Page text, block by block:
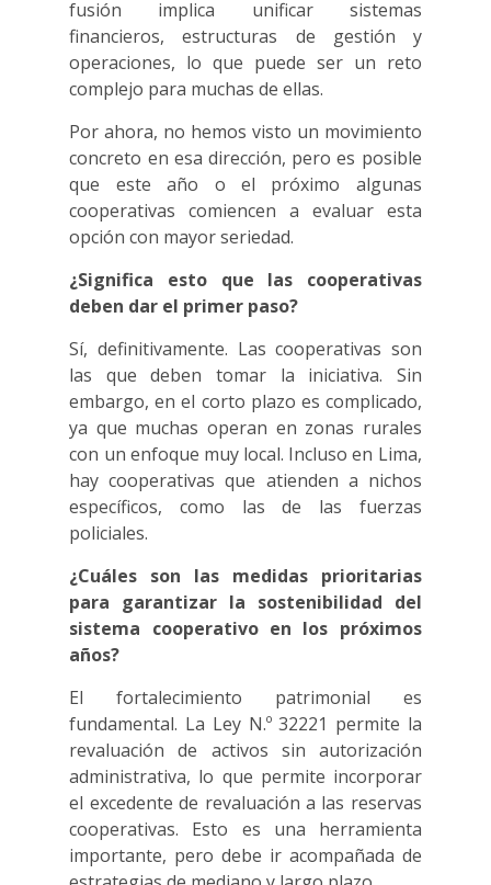
fusión implica unificar sistemas
financieros, estructuras de gestión y
operaciones, lo que puede ser un reto
complejo para muchas de ellas.
Por ahora, no hemos visto un movimiento
concreto en esa dirección, pero es posible
que este año o el próximo algunas
cooperativas comiencen a evaluar esta
opción con mayor seriedad.
¿Significa esto que las cooperativas
deben dar el primer paso?
Sí, definitivamente. Las cooperativas son
las que deben tomar la iniciativa. Sin
embargo, en el corto plazo es complicado,
ya que muchas operan en zonas rurales
con un enfoque muy local. Incluso en Lima,
hay cooperativas que atienden a nichos
específicos, como las de las fuerzas
policiales.
¿Cuáles son las medidas prioritarias
para garantizar la sostenibilidad del
sistema cooperativo en los próximos
años?
El fortalecimiento patrimonial es
fundamental. La Ley N.º 32221 permite la
revaluación de activos sin autorización
administrativa, lo que permite incorporar
el excedente de revaluación a las reservas
cooperativas. Esto es una herramienta
importante, pero debe ir acompañada de